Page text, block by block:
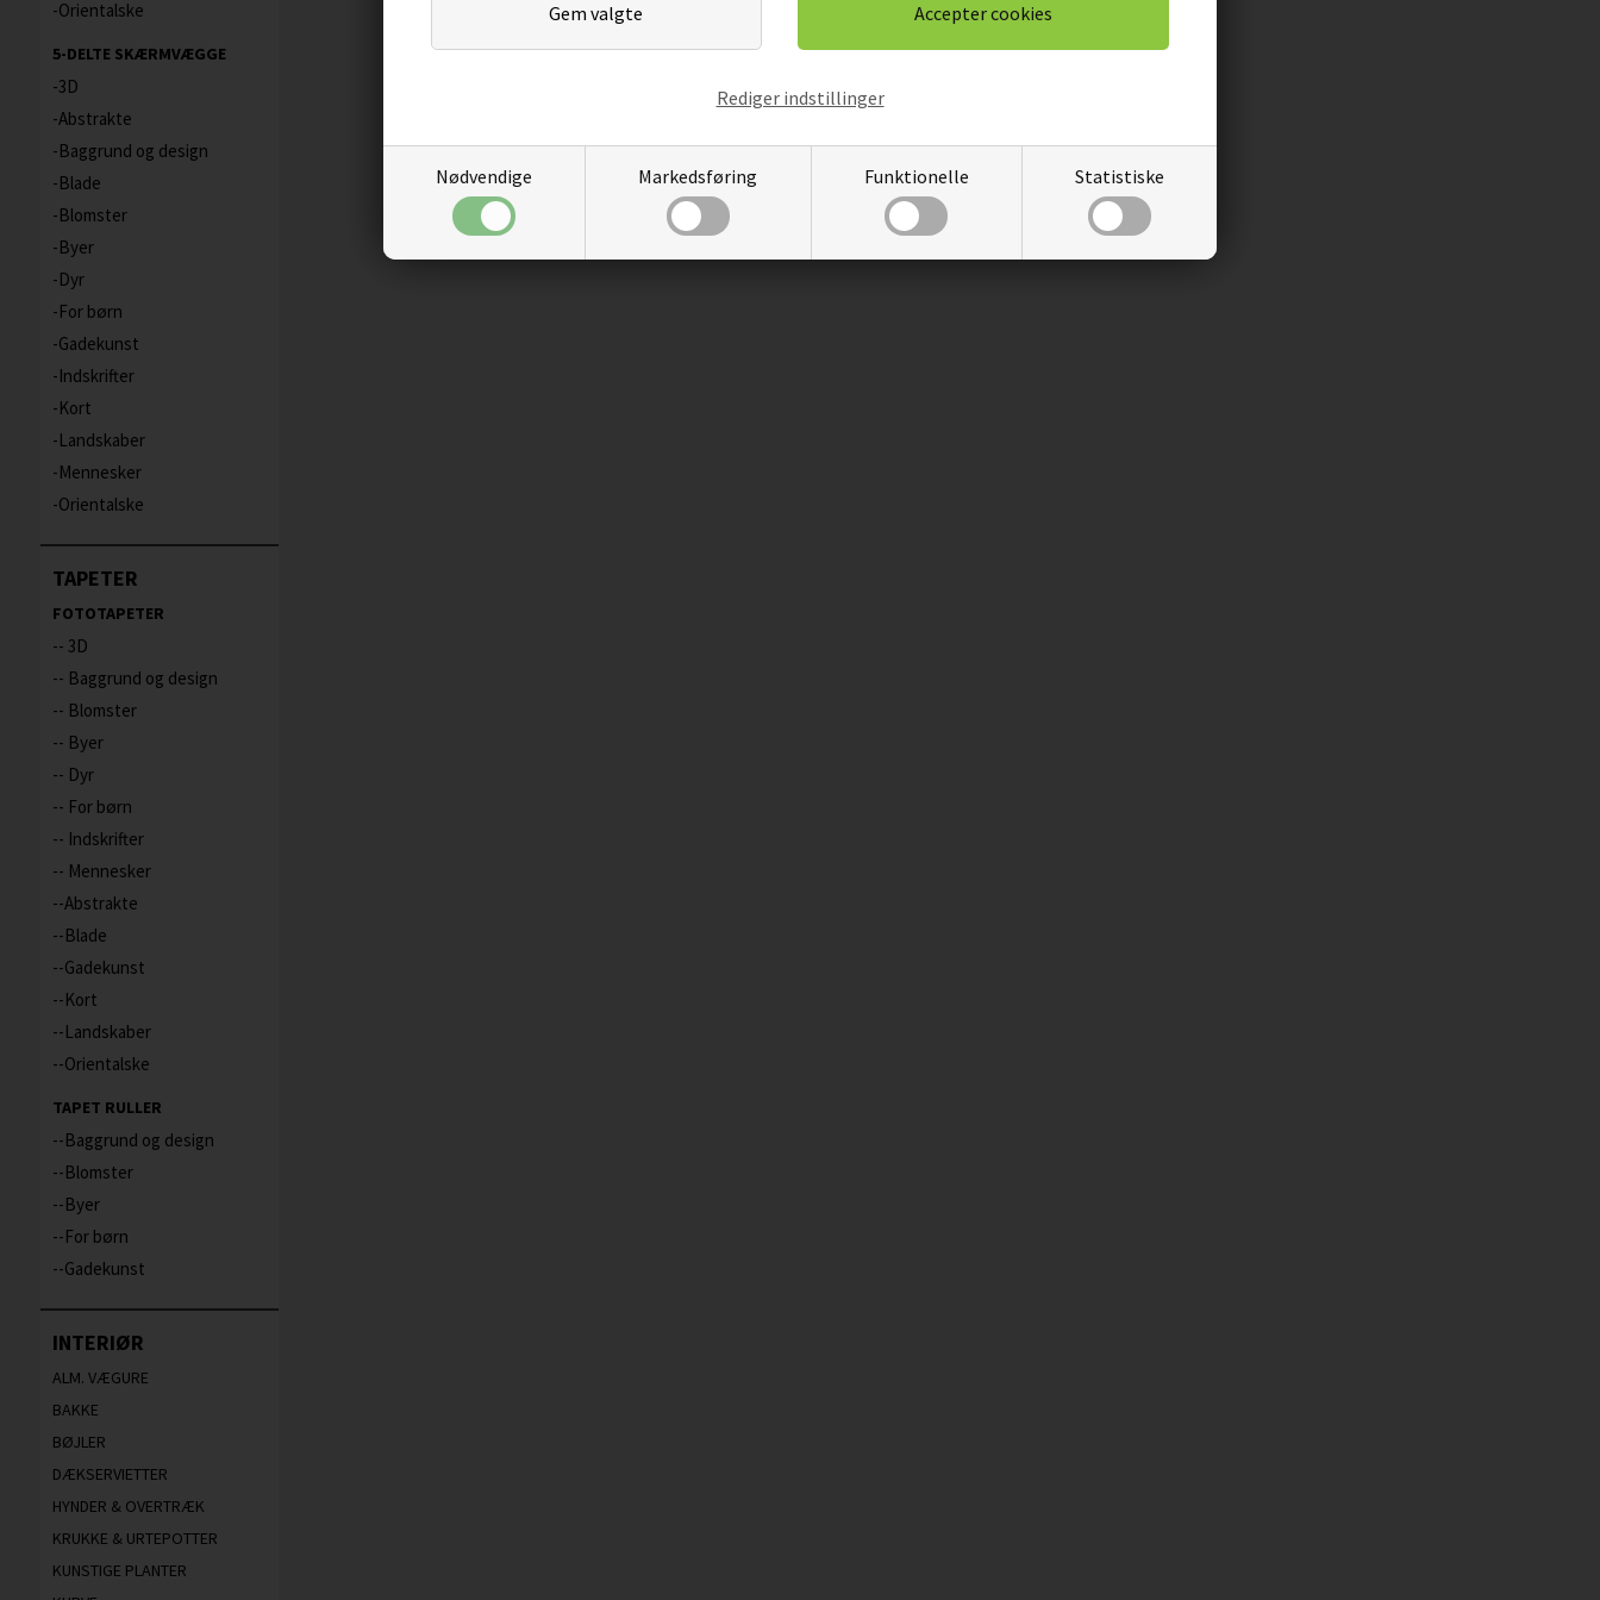
Nødvendige Markedsføring Funktionelle Statistiske
Rediger indstillinger
Orientalske
5-DELTE SKÆRMVÆGGE
3D
Abstrakte
Baggrund og design
Blade
Blomster
Byer
Dyr
For børn
Gadekunst
Indskrifter
Kort
Landskaber
Mennesker
Orientalske
TAPETER
FOTOTAPETER
- 3D
- Baggrund og design
- Blomster
- Byer
- Dyr
- For børn
- Indskrifter
- Mennesker
-Abstrakte
-Blade
-Gadekunst
-Kort
-Landskaber
-Orientalske
TAPET RULLER
-Baggrund og design
-Blomster
-Byer
-For børn
-Gadekunst
INTERIØR
ALM. VÆGURE
BAKKE
BØJLER
DÆKSERVIETTER
HYNDER & OVERTRÆK
KRUKKE & URTEPOTTER
KUNSTIGE PLANTER